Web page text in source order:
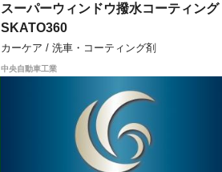
スーパーウィンドウ撥水コーティング
SKATO360
カーケア / 洗車・コーティング剤
中央自動車工業